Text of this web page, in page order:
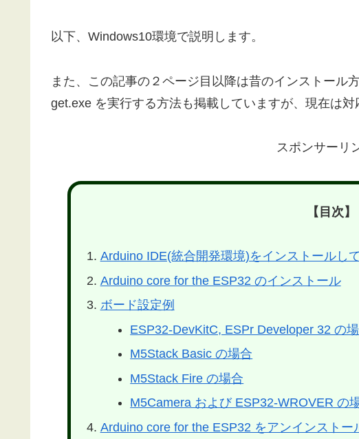
以下、Windows10環境で説明します。
また、この記事の２ページ目以降は昔のインストール
get.exe を実行する方法も掲載していますが、現在は対
スポンサーリ
【目次】
Arduino IDE(統合開発環境)をインストールし
Arduino core for the ESP32 のインストール
ボード設定例
ESP32-DevKitC, ESPr Developer 32 の
M5Stack Basic の場合
M5Stack Fire の場合
M5Camera および ESP32-WROVER の
Arduino core for the ESP32 をアンインストー